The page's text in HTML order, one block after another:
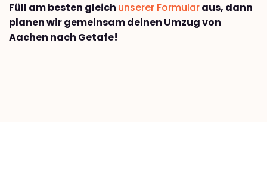
Füll am besten gleich unserer Formularaus, dann
planen wir gemeinsam deinen Umzug von
Aachen nach Getafe!